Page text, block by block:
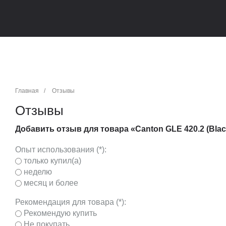
Главная / Отзывы
Отзывы
Добавить отзыв для товара «Canton GLE 420.2
Опыт использования (*):
только купил(а)
неделю
месяц и более
Рекомендация для товара (*):
Рекомендую купить
Не покупать